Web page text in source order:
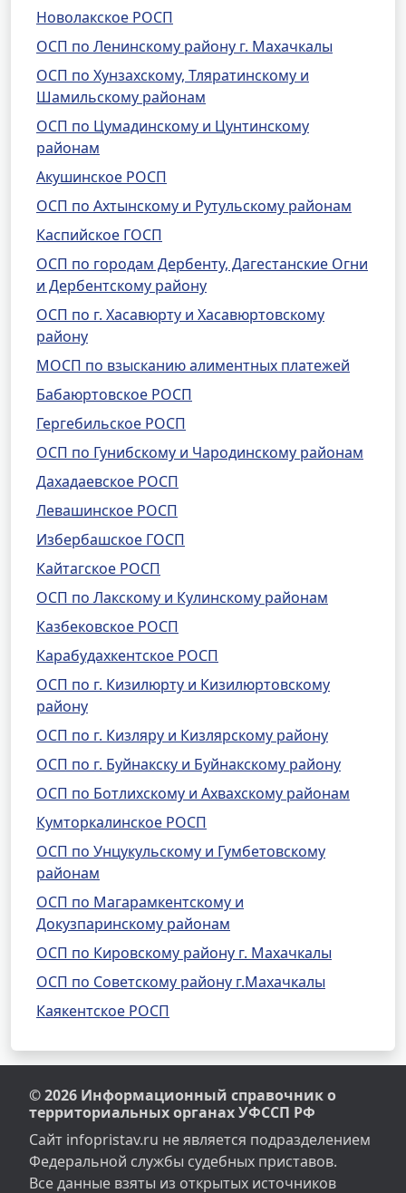
Новолакское РОСП
ОСП по Ленинскому району г. Махачкалы
ОСП по Хунзахскому, Тляратинскому и
Шамильскому районам
ОСП по Цумадинскому и Цунтинскому
районам
Акушинское РОСП
ОСП по Ахтынскому и Рутульскому районам
Каспийское ГОСП
ОСП по городам Дербенту, Дагестанские Огни
и Дербентскому району
ОСП по г. Хасавюрту и Хасавюртовскому
району
МОСП по взысканию алиментных платежей
Бабаюртовское РОСП
Гергебильское РОСП
ОСП по Гунибскому и Чародинскому районам
Дахадаевское РОСП
Левашинское РОСП
Избербашское ГОСП
Кайтагское РОСП
ОСП по Лакскому и Кулинскому районам
Казбековское РОСП
Карабудахкентское РОСП
ОСП по г. Кизилюрту и Кизилюртовскому
району
ОСП по г. Кизляру и Кизлярскому району
ОСП по г. Буйнакску и Буйнакскому району
ОСП по Ботлихскому и Ахвахскому районам
Кумторкалинское РОСП
ОСП по Унцукульскому и Гумбетовскому
районам
ОСП по Магарамкентскому и
Докузпаринскому районам
ОСП по Кировскому району г. Махачкалы
ОСП по Советскому району г.Махачкалы
Каякентское РОСП
© 2026 Информационный справочник о
территориальных органах УФССП РФ
Сайт infopristav.ru не является подразделением
Федеральной службы судебных приставов.
Все данные взяты из открытых источников